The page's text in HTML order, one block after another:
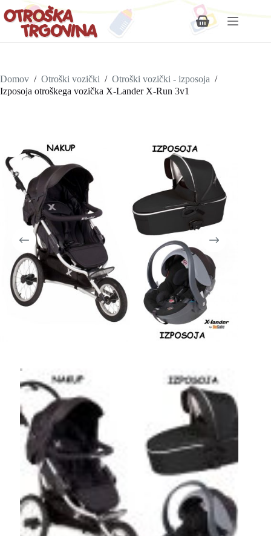
Shopping
Domov / Otroški vozički / Otroški vozički - izposoja /
Izposoja otroškega vozička X-Lander X-Run 3v1